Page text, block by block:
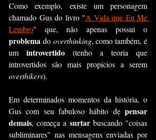
Como exemplo, existe um personagem
chamado Gus do livro "A Vida que Eu Me
Lembro
problema do overthinking, como também, é
um introvertido (tenho a teoria que
overthikers).
Em determinados momentos da história, o
Gus com seu fabuloso hábito de pensar
demais, começa a surtar buscando "coisas
subliminares" nas mensagens enviadas por